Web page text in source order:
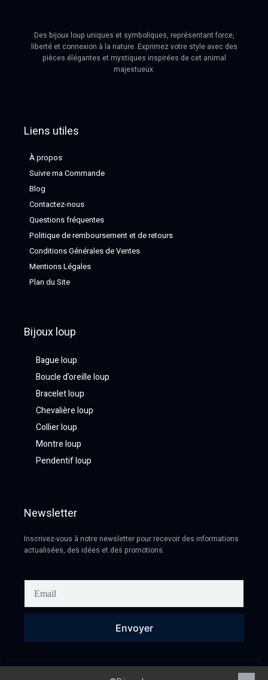
Des bijoux loup uniques et symboliques, représentant force,
liberté et connexion à la nature. Exprimez votre style avec des
pièces élégantes et mystiques inspirées de cet animal
majestueux.
Liens utiles
À propos
Suivre ma Commande
Blog
Contactez-nous
Questions fréquentes
Politique de remboursement et de retours
Conditions Générales de Ventes
Mentions Légales
Plan du Site
Bijoux loup
Bague loup
Boucle d’oreille loup
Bracelet loup
Chevalière loup
Collier loup
Montre loup
Pendentif loup
Newsletter
Inscrivez-vous à notre newsletter pour recevoir des informations
actualisées, des idées et des promotions.
Envoyer